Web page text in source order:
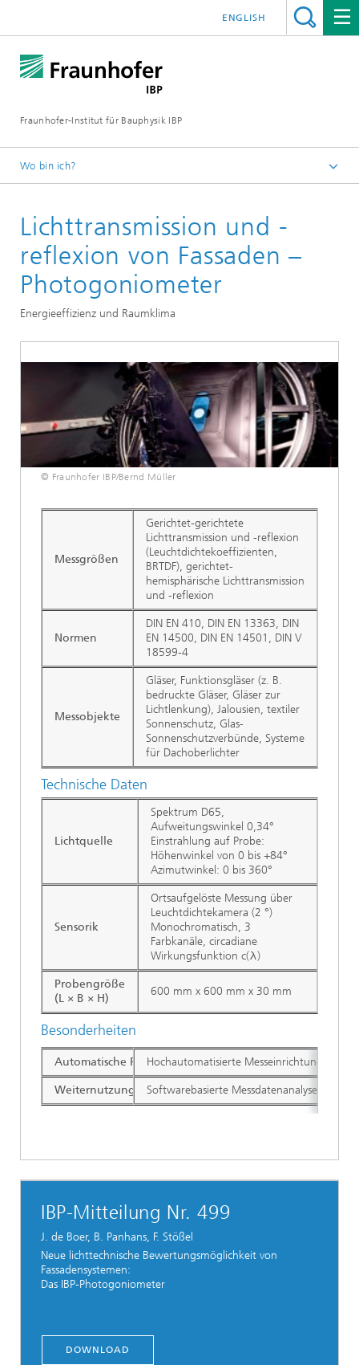
Fraunhofer-Institut für Bauphysik IBP
ENGLISH
Wo bin ich?
Lichttransmission und -
reflexion von Fassaden –
Photogoniometer
Energieeffizienz und Raumklima
© Fraunhofer IBP/Bernd Müller
Messgrößen
Gerichtet-gerichtete
Lichttransmission und -reflexion
(Leuchtdichtekoeffizienten,
BRTDF), gerichtet-
hemisphärische Lichttransmission
und -reflexion
Normen
DIN EN 410, DIN EN 13363, DIN
EN 14500, DIN EN 14501, DIN V
18599-4
Messobjekte
Gläser, Funktionsgläser (z. B.
bedruckte Gläser, Gläser zur
Lichtlenkung), Jalousien, textiler
Sonnenschutz, Glas-
Sonnenschutzverbünde, Systeme
für Dachoberlichter
Technische Daten
Lichtquelle
Spektrum D65,
Aufweitungswinkel 0,34°
Einstrahlung auf Probe:
Höhenwinkel von 0 bis +84°
Azimutwinkel: 0 bis 360°
Sensorik
Ortsaufgelöste Messung über
Leuchtdichtekamera (2 °)
Monochromatisch, 3
Farbkanäle, circadiane
Wirkungsfunktion c(λ)
Probengröße
(L × B × H)
600 mm x 600 mm x 30 mm
Besonderheiten
Hochautomatisierte Messeinrichtung.
Softwarebasierte Messdatenanalyse. Die
Automatische Probenpositionierung
Weiternutzung der Daten in der Planung
IBP-Mitteilung Nr. 499
J. de Boer, B. Panhans, F. Stößel
Neue lichttechnische Bewertungsmöglichkeit von
Fassadensystemen:
Das IBP-Photogoniometer
DOWNLOAD